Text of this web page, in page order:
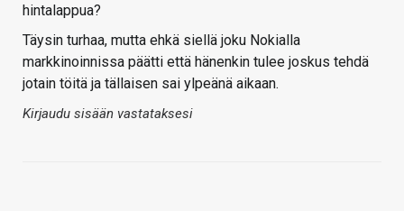
hintalappua?
Täysin turhaa, mutta ehkä siellä joku Nokialla
markkinoinnissa päätti että hänenkin tulee joskus tehdä
jotain töitä ja tällaisen sai ylpeänä aikaan.
Kirjaudu sisään vastataksesi